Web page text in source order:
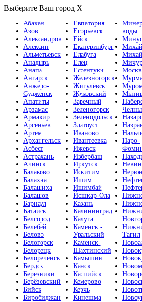
Выберите Ваш город X
Абакан
Азов
Александров
Алексин
Альметьевск
Анадырь
Анапа
Ангарск
Анжеро-
Судженск
Апатиты
Арзамас
Армавир
Арсеньев
Артем
Архангельск
Асбест
Астрахань
Ачинск
Балаково
Балахна
Балашиха
Балашов
Барнаул
Батайск
Белгород
Белебей
Белово
Белогорск
Белорецк
Белореченск
Бердск
Березники
Берёзовский
Бийск
Биробиджан
Евпатория
Егорьевск
Ейск
Екатеринбург
Елабуга
Елец
Ессентуки
Железногорск
Жигулёвск
Жуковский
Заречный
Зеленогорск
Зеленодольск
Златоуст
Иваново
Ивантеевка
Ижевск
Избербаш
Иркутск
Искитим
Ишим
Ишимбай
Йошкар-Ола
Казань
Калининград
Калуга
Каменск -
Уральский
Каменск-
Шахтинский
Камышин
Канск
Каспийск
Кемерово
Керчь
Кинешма
воды
Челны
Наро-
Тагил